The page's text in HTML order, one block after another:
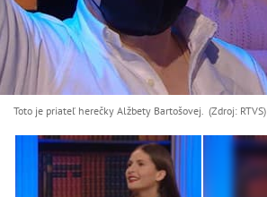
Toto je priateľ herečky Alžbety Bartošovej. (Zdroj: RTVS)